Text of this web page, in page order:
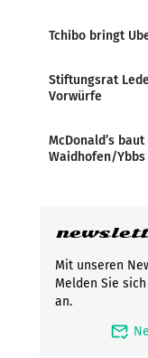
Tchibo bringt
Stiftungsrat
Vorwürfe
McDonald’s
Waidhofen/Ybbs
Mit unseren
Melden Sie
an.
mark_email_read